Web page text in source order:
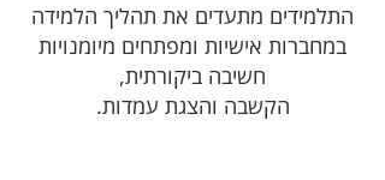
התלמידים מתעדים את תהליך הלמידה
במחברות אישיות ומפתחים מיומנויות
חשיבה ביקורתית,
הקשבה והצגת עמדות.